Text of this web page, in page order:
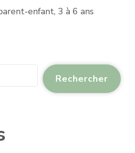
enfant, 3 à 6 ans
Rechercher